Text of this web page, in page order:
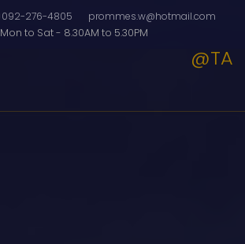
092-276-4805
prommes.w@hotmail.com
Mon to Sat - 8.30AM to 5.30PM
@TA